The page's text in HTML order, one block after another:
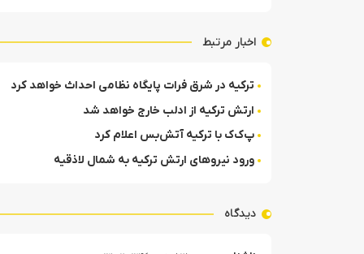
اخبار مرتبط
ترکیه در شرق فرات پایگاه نظامی احداث خواهد کرد
ارتش ترکیه از ادلب خارج خواهد شد
پ‌ک‌ک با ترکیه آتش‌بس اعلام کرد
ورود نیروهای ارتش ترکیه به شمال لاذقیه
دیدگاه